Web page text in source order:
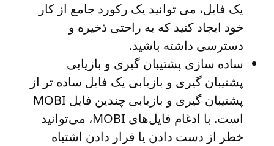
یک فایل، می توانید یک رکورد جامع از کار
خود ایجاد کنید که به راحتی ذخیره و
دسترسی داشته باشید.
ساده سازی پشتیبان گیری و بازیابی
پشتیبان گیری و بازیابی یک فایل ساده تر از
پشتیبان گیری و بازیابی چندین فایل MOBI
است. با ادغام فایل‌های MOBI، می‌توانید
خطر از دست دادن یا قرار دادن اشتباه